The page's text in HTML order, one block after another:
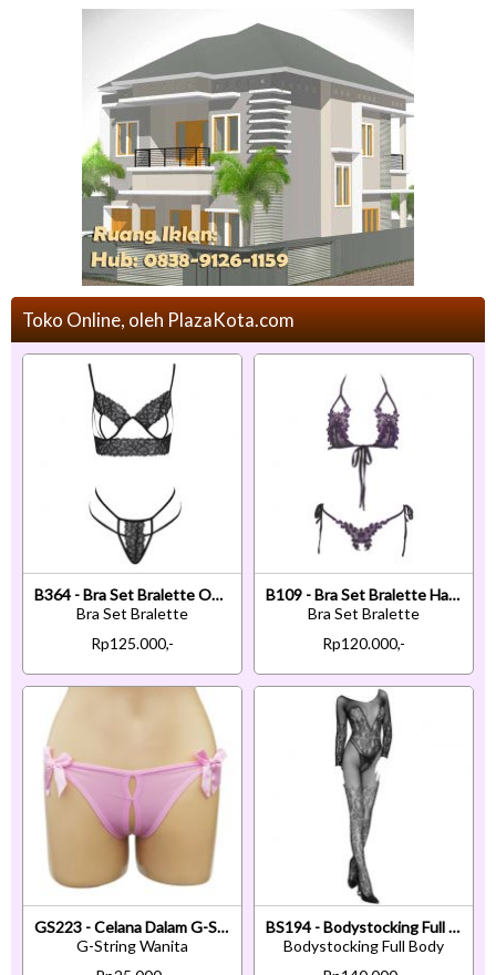
Toko Online, oleh PlazaKota.com
B364 - Bra Set Bralette Open Cup Hitam Celana Dalam Tali 2
Bra Set Bralette
Rp125.000,-
B109 - Bra Set Bralette Halter Ungu Celana Dalam Crotchless Ikat Samping
Bra Set Bralette
Rp120.000,-
GS223 - Celana Dalam G-String Wanita Pink Crotchless Pita 3
G-String Wanita
BS194 - Bodystocking Full Body Fishnet Hitam Lengan Panjang Crotchless
Bodystocking Full Body